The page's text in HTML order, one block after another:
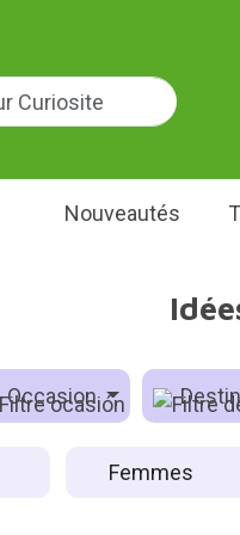
Nouveautés
Occasion
Femmes